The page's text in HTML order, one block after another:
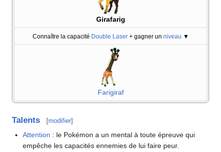
Girafarig
Connaître la capacité Double Laser+ gagner un niveau ▼
Farigiraf
Talents [modifier]
Attention : le Pokémon a un mental à toute épreuve qui
empêche les capacités ennemies de lui faire peur.